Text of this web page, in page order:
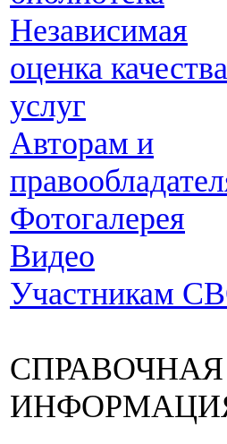
Независимая
оценка качества
услуг
Авторам и
Фотогалерея
Видео
Участникам
СПРАВОЧНАЯ